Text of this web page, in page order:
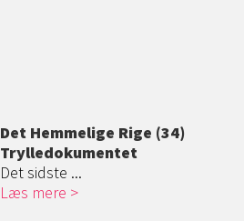
Det Hemmelige Rige (34)
Trylledokumentet
Det sidste ...
Læs mere